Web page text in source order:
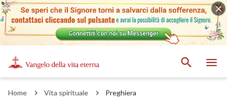
Home Vita spirituale Preghiera